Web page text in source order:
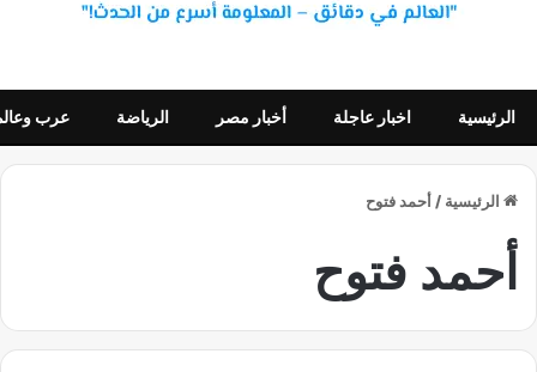
الرئيسية اخبار عاجلة أخبار مصر الرياضة عرب
الرئيسية / أحمد فتوح
أحمد فتوح